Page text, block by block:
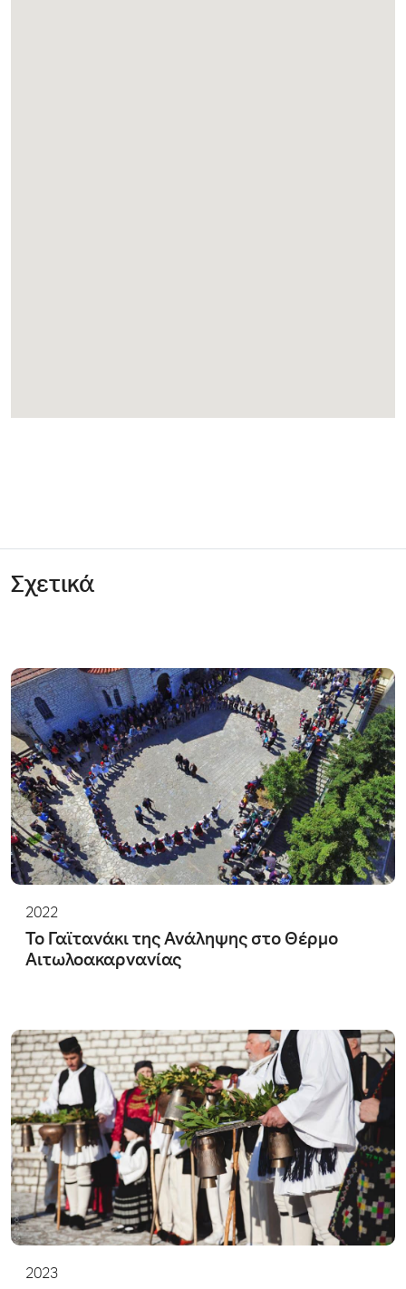
Σχετικά
2022
Το Γαϊτανάκι της Ανάληψης στο Θέρμο
Αιτωλοακαρνανίας
2023